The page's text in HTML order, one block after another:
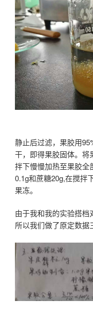
静止后过滤，果胶用
干，即得果胶固体。将
拌下慢慢加热至果胶全
0.1g和蔗糖20g,在搅拌
果冻。
由于我和我的实验搭档
所以我们做了原定数据